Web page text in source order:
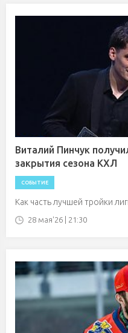
Виталий Пинчук
закрытия сезона КХЛ
СОБЫТИЕ
Как часть лучшей тройки
28 мая'26 | 21:30